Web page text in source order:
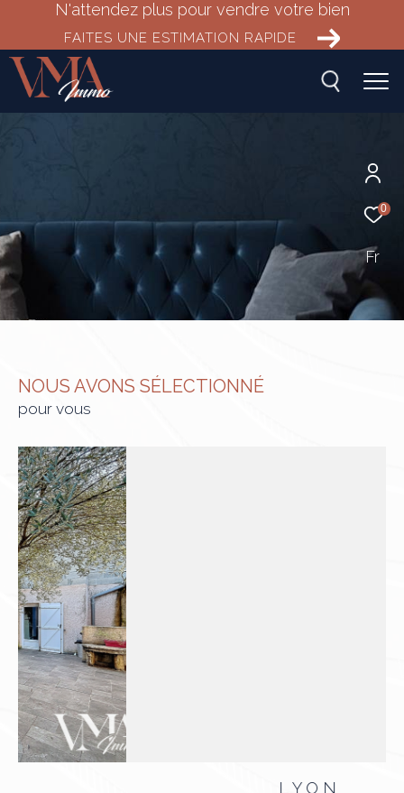
N'attendez plus pour vendre votre bien
FAITES UNE ESTIMATION RAPIDE
0
Fr
NOUS AVONS SÉLECTIONNÉ
pour vous